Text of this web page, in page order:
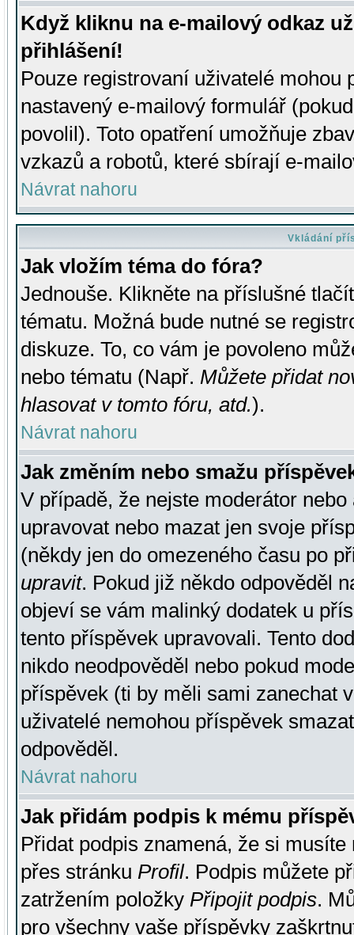
Když kliknu na e-mailový odkaz
přihlášení!
Pouze registrovaní uživatelé mohou
nastavený e-mailový formulář
povolil). Toto opatření umožňuje
vzkazů a robotů, které sbírají e-
Návrat nahoru
Vkládání
Jak vložím téma do fóra?
Jednouše. Klikněte na příslušné
tématu. Možná bude nutné se
diskuze. To, co vám je povoleno
nebo tématu (Např. Můžete přidat
hlasovat v tomto fóru, atd.).
Návrat nahoru
Jak změním nebo smažu
V případě, že nejste moderátor
upravovat nebo mazat jen svoje
(někdy jen do omezeného času po
upravit. Pokud již někdo odpověděl
objeví se vám malinký dodatek u
tento příspěvek upravovali. Tento
nikdo neodpověděl nebo pokud
příspěvek (ti by měli sami zanechat
uživatelé nemohou příspěvek
odpověděl.
Návrat nahoru
Jak přidám podpis k mému
Přidat podpis znamená, že si
přes stránku Profil. Podpis můžete
zatržením položky Připojit podpis.
pro všechny vaše příspěvky